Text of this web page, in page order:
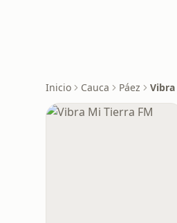
Inicio Cauca Páez Vibra